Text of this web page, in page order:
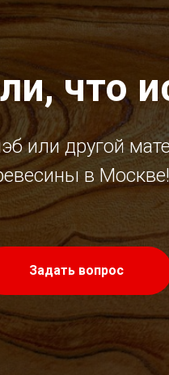
что
или другой
в Москве!
Задать вопрос